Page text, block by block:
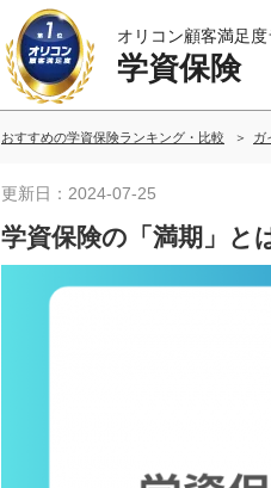
オリコン顧客満足
学資保険
おすすめの学資保険ランキング・比較 ガ
更新日：2024-07-25
学資保険の「満期」と